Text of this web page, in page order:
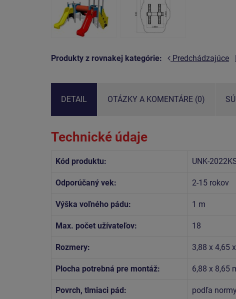
Produkty z rovnakej kategórie: Predchádzajúce
DETAIL OTÁZKY A KOMENTÁRE (0)
Technické údaje
Kód produktu: UNK-
Odporúčaný vek: 2-15 rokov
Výška voľného pádu: 1 m
Max. počet užívateľov: 18
Rozmery: 3,88 x 4,65
Plocha potrebná pre montáž: 6,88 x 8,65
Povrch, tlmiaci pád: podľa